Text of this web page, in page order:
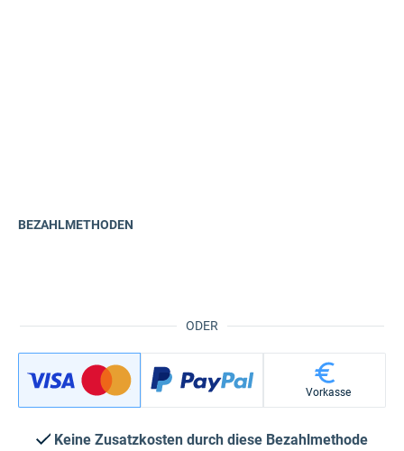
ODER
BEZAHLMETHODEN
Vorkasse
Keine Zusatzkosten durch diese Bezahlmethode